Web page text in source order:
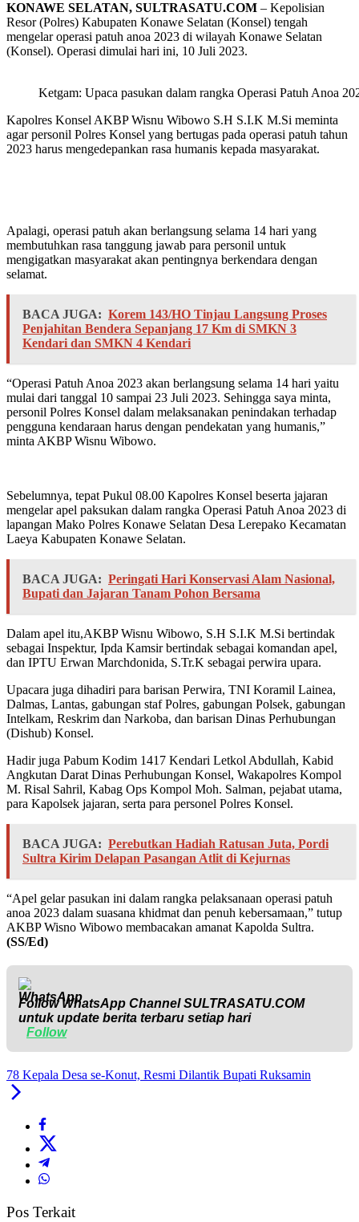
KONAWE SELATAN, SULTRASATU.COM – Kepolisian
Resor (Polres) Kabupaten Konawe Selatan (Konsel) tengah
mengelar operasi patuh anoa 2023 di wilayah Konawe Selatan
(Konsel). Operasi dimulai hari ini, 10 Juli 2023.
Ketgam: Upaca pasukan dalam rangka Operasi Patuh Anoa
Kapolres Konsel AKBP Wisnu Wibowo S.H S.I.K M.Si meminta
agar personil Polres Konsel yang bertugas pada operasi patuh tahun
2023 harus mengedepankan rasa humanis kepada masyarakat.
Apalagi, operasi patuh akan berlangsung selama 14 hari yang
membutuhkan rasa tanggung jawab para personil untuk
mengigatkan masyarakat akan pentingnya berkendara dengan
selamat.
BACA JUGA: Korem 143/HO Tinjau Langsung Proses
Penjahitan Bendera Sepanjang 17 Km di SMKN 3
Kendari dan SMKN 4 Kendari
“Operasi Patuh Anoa 2023 akan berlangsung selama 14 hari yaitu
mulai dari tanggal 10 sampai 23 Juli 2023. Sehingga saya minta,
personil Polres Konsel dalam melaksanakan penindakan terhadap
pengguna kendaraan harus dengan pendekatan yang humanis,”
minta AKBP Wisnu Wibowo.
Sebelumnya, tepat Pukul 08.00 Kapolres Konsel beserta jajaran
mengelar apel paksukan dalam rangka Operasi Patuh Anoa 2023 di
lapangan Mako Polres Konawe Selatan Desa Lerepako Kecamatan
Laeya Kabupaten Konawe Selatan.
BACA JUGA: Peringati Hari Konservasi Alam Nasional,
Bupati dan Jajaran Tanam Pohon Bersama
Dalam apel itu,AKBP Wisnu Wibowo, S.H S.I.K M.Si bertindak
sebagai Inspektur, Ipda Kamsir bertindak sebagai komandan apel,
dan IPTU Erwan Marchdonida, S.Tr.K sebagai perwira upara.
Upacara juga dihadiri para barisan Perwira, TNI Koramil Lainea,
Dalmas, Lantas, gabungan staf Polres, gabungan Polsek, gabungan
Intelkam, Reskrim dan Narkoba, dan barisan Dinas Perhubungan
(Dishub) Konsel.
Hadir juga Pabum Kodim 1417 Kendari Letkol Abdullah, Kabid
Angkutan Darat Dinas Perhubungan Konsel, Wakapolres Kompol
M. Risal Sahril, Kabag Ops Kompol Moh. Salman, pejabat utama,
para Kapolsek jajaran, serta para personel Polres Konsel.
BACA JUGA: Perebutkan Hadiah Ratusan Juta, Pordi
Sultra Kirim Delapan Pasangan Atlit di Kejurnas
“Apel gelar pasukan ini dalam rangka pelaksanaan operasi patuh
anoa 2023 dalam suasana khidmat dan penuh kebersamaan,” tutup
AKBP Wisno Wibowo membacakan amanat Kapolda Sultra.
(SS/Ed)
Follow WhatsApp ChannelSULTRASATU.COM
untuk update berita terbaru setiap hari
Follow
78 Kepala Desa se-Konut, Resmi Dilantik Bupati Ruksamin
Pos Terkait